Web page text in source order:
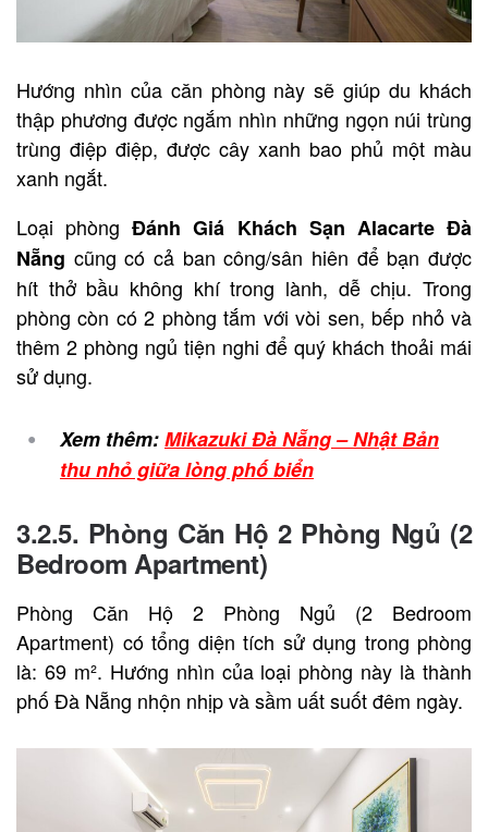
Hướng nhìn của căn phòng này sẽ giúp du khách
thập phương được ngắm nhìn những ngọn núi trùng
trùng điệp điệp, được cây xanh bao phủ một màu
xanh ngắt.
Loại phòngĐánh Giá Khách Sạn Alacarte Đà
Nẵng cũng có cả ban công/sân hiên để bạn được
hít thở bầu không khí trong lành, dễ chịu. Trong
phòng còn có 2 phòng tắm với vòi sen, bếp nhỏ và
thêm 2 phòng ngủ tiện nghi để quý khách thoải mái
sử dụng.
Xem thêm:Mikazuki Đà Nẵng – Nhật Bản
thu nhỏ giữa lòng phố biển
3.2.5. Phòng Căn Hộ 2 Phòng Ngủ (2
Bedroom Apartment)
Phòng Căn Hộ 2 Phòng Ngủ (2 Bedroom
Apartment) có tổng diện tích sử dụng trong phòng
là: 69 m². Hướng nhìn của loại phòng này là thành
phố Đà Nẵng nhộn nhịp và sầm uất suốt đêm ngày.